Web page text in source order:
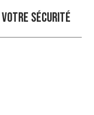
votre sécurité